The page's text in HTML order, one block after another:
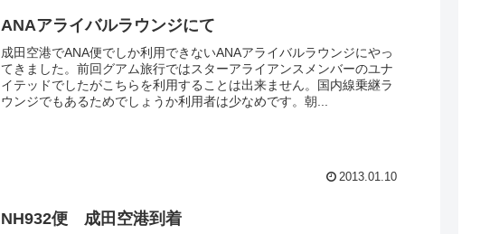
ANAアライバルラウンジにて
成田空港でANA便でしか利用できないANAアライバルラウンジにやっ
てきました。前回グアム旅行ではスターアライアンスメンバーのユナ
イテッドでしたがこちらを利用することは出来ません。国内線乗継ラ
ウンジでもあるためでしょうか利用者は少なめです。朝...
2013.01.10
NH932便 成田空港到着